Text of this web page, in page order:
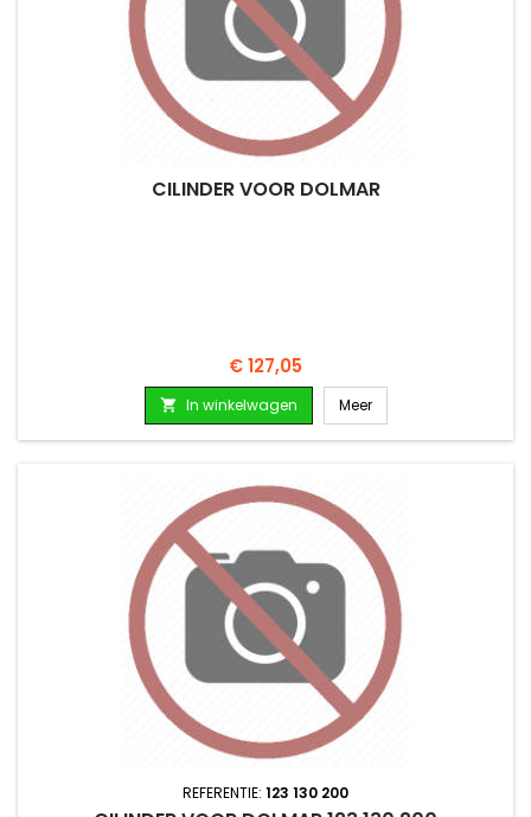
CILINDER VOOR DOLMAR
Prijs
€ 127,05
 In winkelwagen Meer
REFERENTIE: 123 130 200